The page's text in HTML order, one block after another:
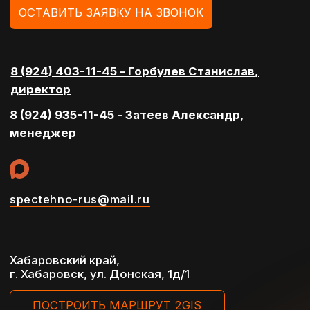
Разработка сайта Reart
Общество с ограниченной
ответственностью